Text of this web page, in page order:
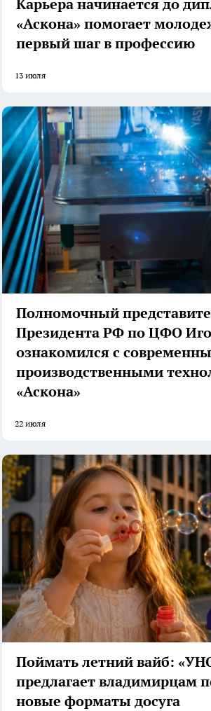
Карьера начинается до
«Аскона» помогает
первый шаг в профессию
13 июля
Полномочный
Президента РФ по ЦФО
ознакомился с
производственными
«Аскона»
22 июля
Поймать летний вайб:
предлагает владимирцам
новые форматы досуга